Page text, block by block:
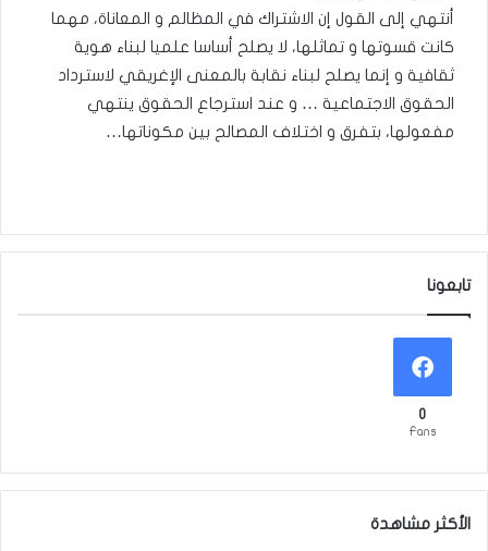
أنتهي إلى القول إن الاشتراك في المظالم و المعاناة، مهما
كانت قسوتها و تماثلها، لا يصلح أساسا علميا لبناء هوية
ثقافية و إنما يصلح لبناء نقابة بالمعنى الإغريقي لاسترداد
الحقوق الاجتماعية … و عند استرجاع الحقوق ينتهي
مفعولها، بتفرق و اختلاف المصالح بين مكوناتها…
تابعونا
0
Fans
الأكثر مشاهدة